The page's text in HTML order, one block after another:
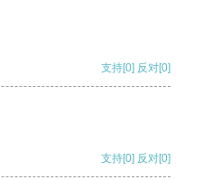
支持[0] 反对[0]
支持[0] 反对[0]